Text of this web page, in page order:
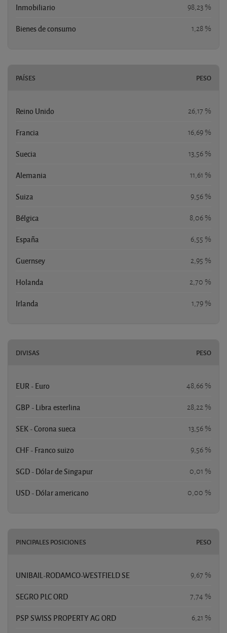
Inmobiliario 98,23 %
Bienes de consumo 1,28 %
PAÍSES PESO
Reino Unido 26,17 %
Francia 16,69 %
Suecia 13,56 %
Alemania 11,61 %
Suiza 9,56 %
Bélgica 8,06 %
España 6,55 %
Guernsey 2,95 %
Holanda 2,70 %
Irlanda 1,79 %
DIVISAS PESO
EUR - Euro 48,66 %
GBP - Libra esterlina 28,22 %
SEK - Corona sueca 13,56 %
CHF - Franco suizo 9,56 %
SGD - Dólar de Singapur 0,01 %
USD - Dólar americano 0,00 %
PINCIPALES POSICIONES PESO
UNIBAIL-RODAMCO-WESTFIELD SE 9,67 %
SEGRO PLC ORD 7,74 %
PSP SWISS PROPERTY AG ORD 6,21 %